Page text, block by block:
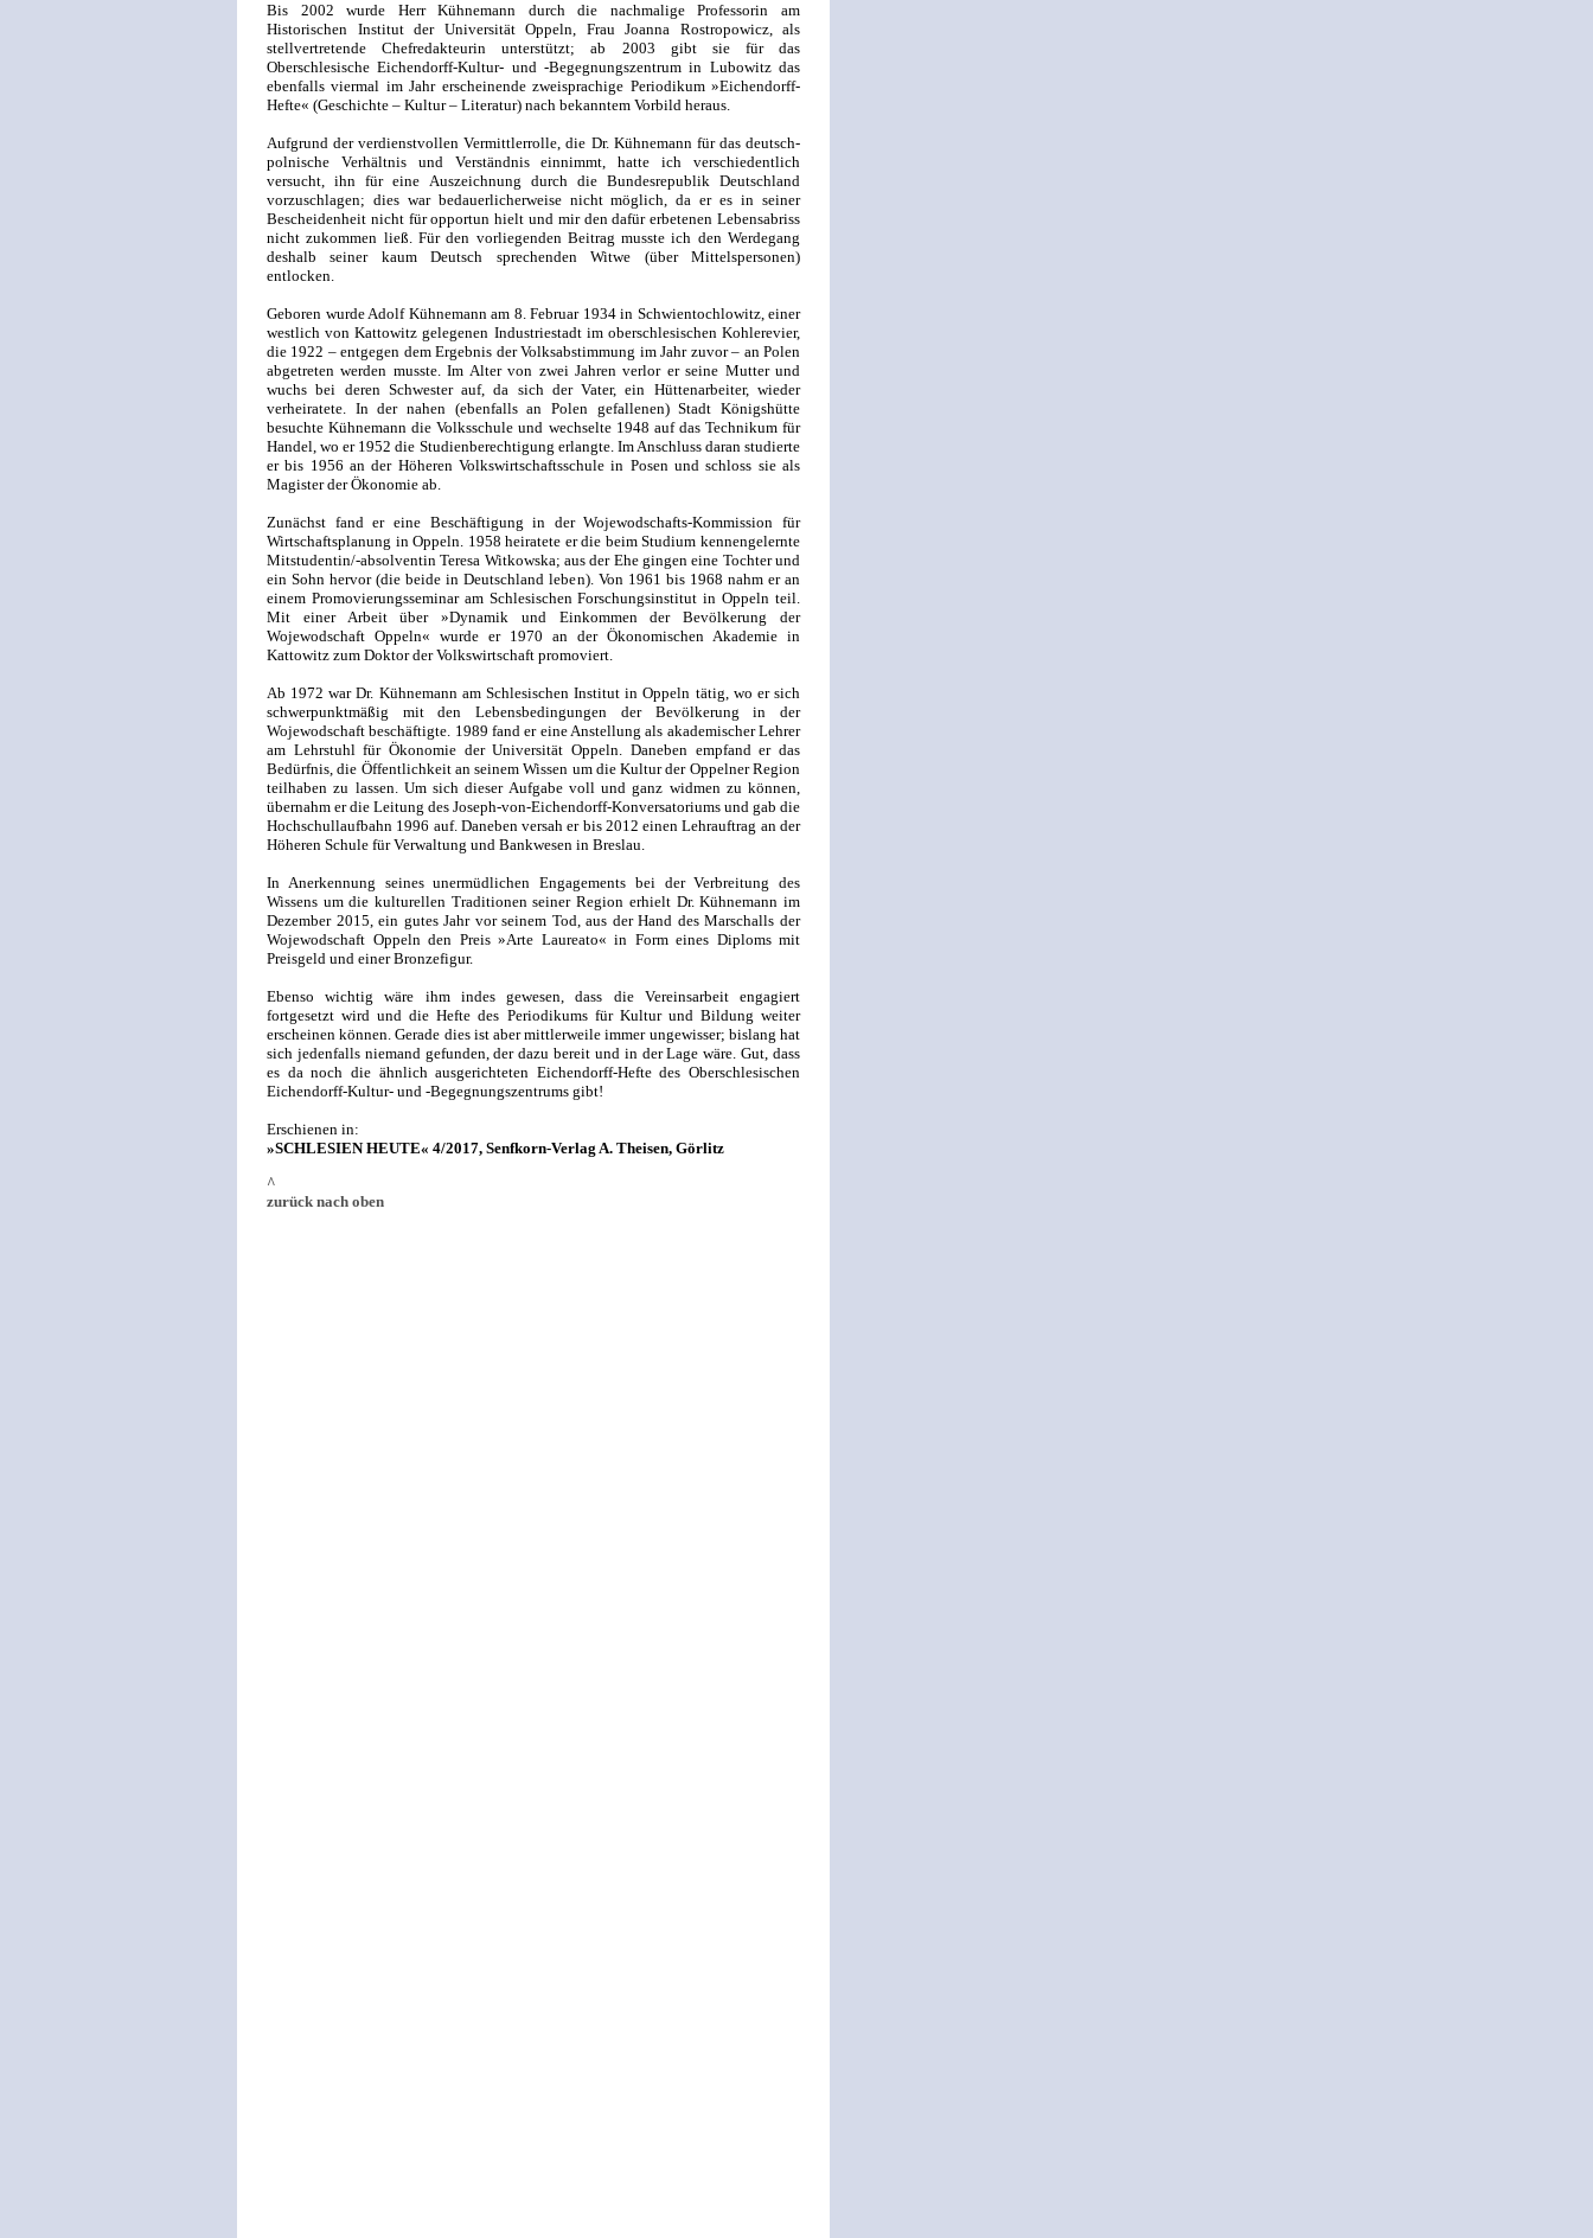
Bis 2002 wurde Herr Kühnemann durch die nachmalige Professorin am
Historischen Institut der Universität Oppeln, Frau Joanna Rostropowicz, als
stellvertretende Chefredakteurin unterstützt; ab 2003 gibt sie für das
Oberschlesische Eichendorff-Kultur- und -Begegnungszentrum in Lubowitz das
ebenfalls viermal im Jahr erscheinende zweisprachige Periodikum »Eichendorff-
Hefte« (Geschichte – Kultur – Literatur) nach bekanntem Vorbild heraus.
Aufgrund der verdienstvollen Vermittlerrolle, die Dr. Kühnemann für das deutsch-
polnische Verhältnis und Verständnis einnimmt, hatte ich verschiedentlich
versucht, ihn für eine Auszeichnung durch die Bundesrepublik Deutschland
vorzuschlagen; dies war bedauerlicherweise nicht möglich, da er es in seiner
Bescheidenheit nicht für opportun hielt und mir den dafür erbetenen Lebensabriss
nicht zukommen ließ. Für den vorliegenden Beitrag musste ich den Werdegang
deshalb seiner kaum Deutsch sprechenden Witwe (über Mittelspersonen)
entlocken.
Geboren wurde Adolf Kühnemann am 8. Februar 1934 in Schwientochlowitz, einer
westlich von Kattowitz gelegenen Industriestadt im oberschlesischen Kohlerevier,
die 1922 – entgegen dem Ergebnis der Volksabstimmung im Jahr zuvor – an Polen
abgetreten werden musste. Im Alter von zwei Jahren verlor er seine Mutter und
wuchs bei deren Schwester auf, da sich der Vater, ein Hüttenarbeiter, wieder
verheiratete. In der nahen (ebenfalls an Polen gefallenen) Stadt Königshütte
besuchte Kühnemann die Volksschule und wechselte 1948 auf das Technikum für
Handel, wo er 1952 die Studienberechtigung erlangte. Im Anschluss daran studierte
er bis 1956 an der Höheren Volkswirtschaftsschule in Posen und schloss sie als
Magister der Ökonomie ab.
Zunächst fand er eine Beschäftigung in der Wojewodschafts-Kommission für
Wirtschaftsplanung in Oppeln. 1958 heiratete er die beim Studium kennengelernte
Mitstudentin/-absolventin Teresa Witkowska; aus der Ehe gingen eine Tochter und
ein Sohn hervor (die beide in Deutschland leben). Von 1961 bis 1968 nahm er an
einem Promovierungsseminar am Schlesischen Forschungsinstitut in Oppeln teil.
Mit einer Arbeit über »Dynamik und Einkommen der Bevölkerung der
Wojewodschaft Oppeln« wurde er 1970 an der Ökonomischen Akademie in
Kattowitz zum Doktor der Volkswirtschaft promoviert.
Ab 1972 war Dr. Kühnemann am Schlesischen Institut in Oppeln tätig, wo er sich
schwerpunktmäßig mit den Lebensbedingungen der Bevölkerung in der
Wojewodschaft beschäftigte. 1989 fand er eine Anstellung als akademischer Lehrer
am Lehrstuhl für Ökonomie der Universität Oppeln. Daneben empfand er das
Bedürfnis, die Öffentlichkeit an seinem Wissen um die Kultur der Oppelner Region
teilhaben zu lassen. Um sich dieser Aufgabe voll und ganz widmen zu können,
übernahm er die Leitung des Joseph-von-Eichendorff-Konversatoriums und gab die
Hochschullaufbahn 1996 auf. Daneben versah er bis 2012 einen Lehrauftrag an der
Höheren Schule für Verwaltung und Bankwesen in Breslau.
In Anerkennung seines unermüdlichen Engagements bei der Verbreitung des
Wissens um die kulturellen Traditionen seiner Region erhielt Dr. Kühnemann im
Dezember 2015, ein gutes Jahr vor seinem Tod, aus der Hand des Marschalls der
Wojewodschaft Oppeln den Preis »Arte Laureato« in Form eines Diploms mit
Preisgeld und einer Bronzefigur.
Ebenso wichtig wäre ihm indes gewesen, dass die Vereinsarbeit engagiert
fortgesetzt wird und die Hefte des Periodikums für Kultur und Bildung weiter
erscheinen können. Gerade dies ist aber mittlerweile immer ungewisser; bislang hat
sich jedenfalls niemand gefunden, der dazu bereit und in der Lage wäre. Gut, dass
es da noch die ähnlich ausgerichteten Eichendorff-Hefte des Oberschlesischen
Eichendorff-Kultur- und -Begegnungszentrums gibt!
Erschienen in:
»SCHLESIEN HEUTE« 4/2017, Senfkorn-Verlag A. Theisen, Görlitz
^
zurück nach oben